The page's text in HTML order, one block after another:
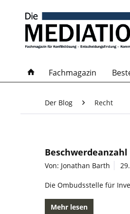
Fachmagazin
Der Blog Recht
Von: Jonathan Barth
Die Ombudsstelle für
Mehr lesen